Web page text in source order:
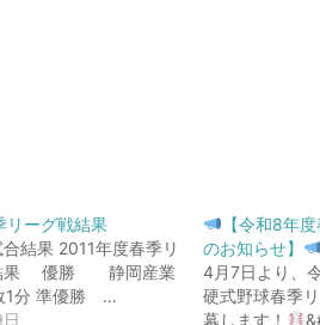
リーグ戦結果
結果 2011年度春季リ
果 優勝 静岡産業
1分 準優勝 …
【令和8年
のお知らせ】
4月7日より、
硬式野球春季
幕します！